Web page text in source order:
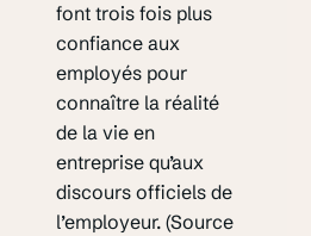
font trois fois plus
confiance aux
employés pour
connaître la réalité
de la vie en
entreprise qu’aux
discours officiels de
l’employeur. (Source